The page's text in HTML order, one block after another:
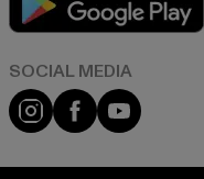
Instagram
FacebookYouTube